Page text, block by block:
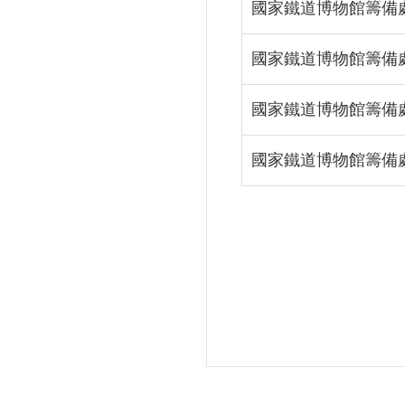
國家鐵道博物館籌
國家鐵道博物館籌
國家鐵道博物館籌
國家鐵道博物館籌